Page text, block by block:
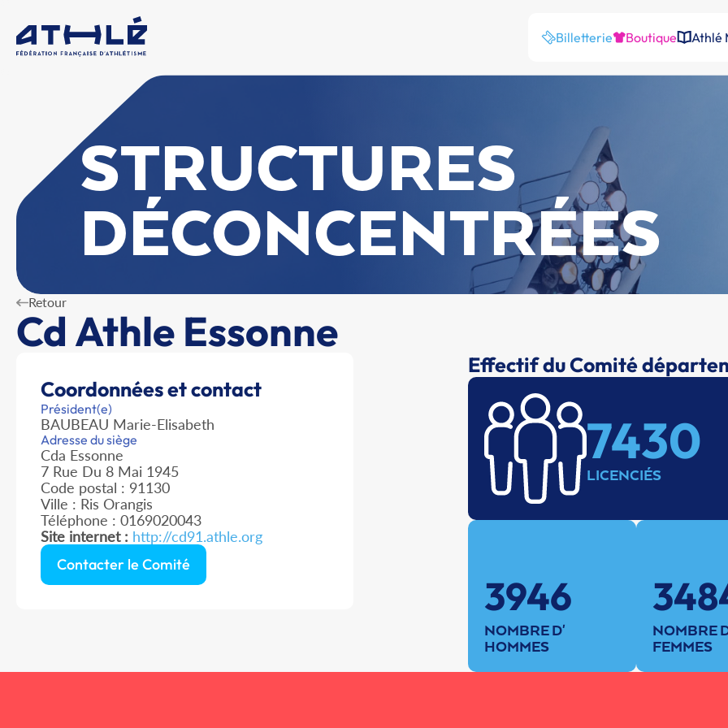
Billetterie Boutique Athlé
STRUCTURES
DÉCONCENTRÉES
Retour
Cd Athle Essonne
Coordonnées et contact
Président(e)
BAUBEAU Marie-Elisabeth
Adresse du siège
Cda Essonne
7 Rue Du 8 Mai 1945
Code postal : 91130
Ville : Ris Orangis
Téléphone : 0169020043
Site internet : http://cd91.athle.org
Contacter le Comité
Effectif du Comité
7430
LICENCIÉS
3946
NOMBRE D'
HOMMES
NOMBRE
FEMMES